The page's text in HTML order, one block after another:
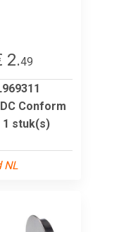
2.49
Conform
1 stuk(s)
NL